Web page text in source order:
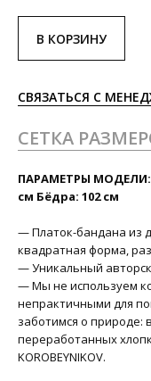
В КОРЗИНУ
СВЯЗАТЬСЯ С
СЕТКА
ПАРАМЕТРЫ МОДЕЛИ:
см Бёдра: 102 см
— Платок-бандана из
квадратная форма,
— Уникальный
— Мы не используем
непрактичными для
заботимся о природе:
переработанных
KOROBEYNIKOV.